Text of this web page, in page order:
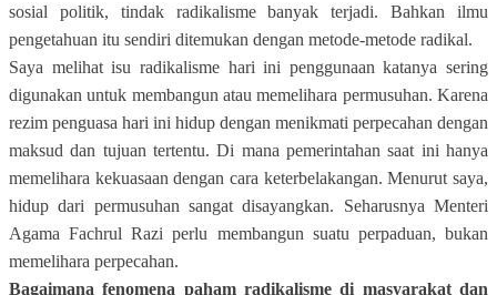
sosial politik, tindak radikalisme banyak terjadi. Bahkan ilmu
pengetahuan itu sendiri ditemukan dengan metode-metode radikal.
Saya melihat isu radikalisme hari ini penggunaan katanya sering
digunakan untuk membangun atau memelihara permusuhan. Karena
rezim penguasa hari ini hidup dengan menikmati perpecahan dengan
maksud dan tujuan tertentu. Di mana pemerintahan saat ini hanya
memelihara kekuasaan dengan cara keterbelakangan. Menurut saya,
hidup dari permusuhan sangat disayangkan. Seharusnya Menteri
Agama Fachrul Razi perlu membangun suatu perpaduan, bukan
memelihara perpecahan.
Bagaimana fenomena paham radikalisme di masyarakat dan